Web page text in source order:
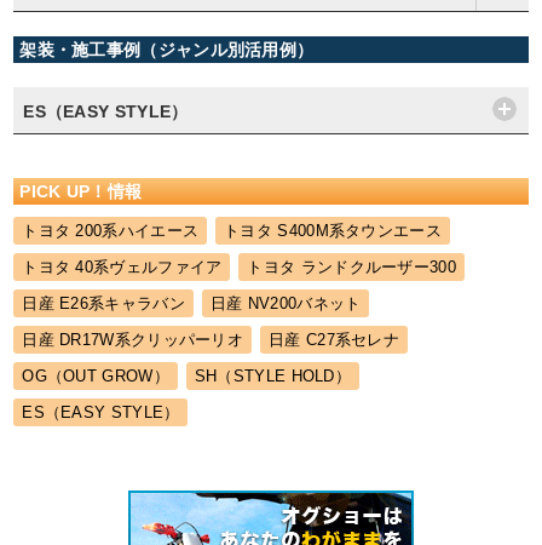
架装・施工事例（ジャンル別活用例）
ES（EASY STYLE）
PICK UP！情報
トヨタ 200系ハイエース
トヨタ S400M系タウンエース
トヨタ 40系ヴェルファイア
トヨタ ランドクルーザー300
日産 E26系キャラバン
日産 NV200バネット
日産 DR17W系クリッパーリオ
日産 C27系セレナ
OG（OUT GROW）
SH（STYLE HOLD）
ES（EASY STYLE）